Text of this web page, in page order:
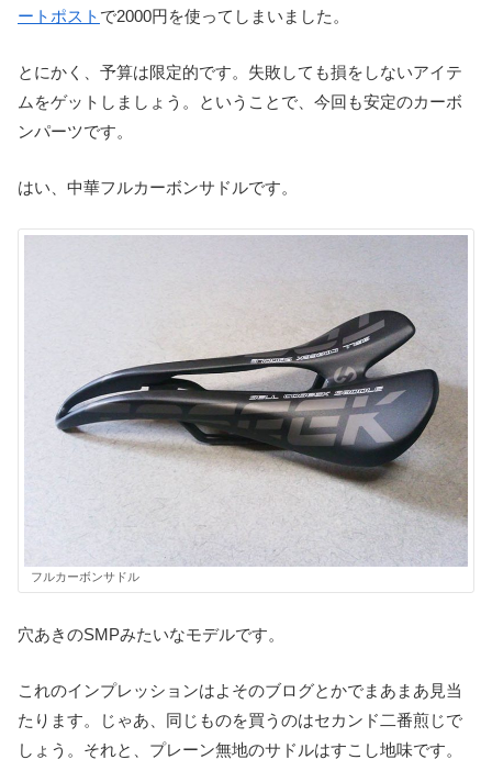
ートポスト で2000円を使ってしまいました。
とにかく、予算は限定的です。失敗しても損をしないアイテ
ムをゲットしましょう。ということで、今回も安定のカーボ
ンパーツです。
はい、中華フルカーボンサドルです。
フルカーボンサドル
穴あきのSMPみたいなモデルです。
これのインプレッションはよそのブログとかでまあまあ見当
たります。じゃあ、同じものを買うのはセカンド二番煎じで
しょう。それと、プレーン無地のサドルはすこし地味です。